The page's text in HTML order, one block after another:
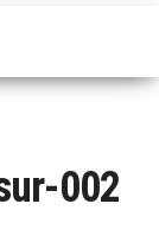
002